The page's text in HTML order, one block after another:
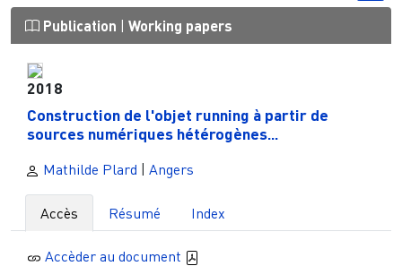
Publication Working papers
2018
Construction de l'objet running à partir de
sources numériques hétérogènes...
Mathilde Plard Angers
Accès Résumé Index
Accèder au document